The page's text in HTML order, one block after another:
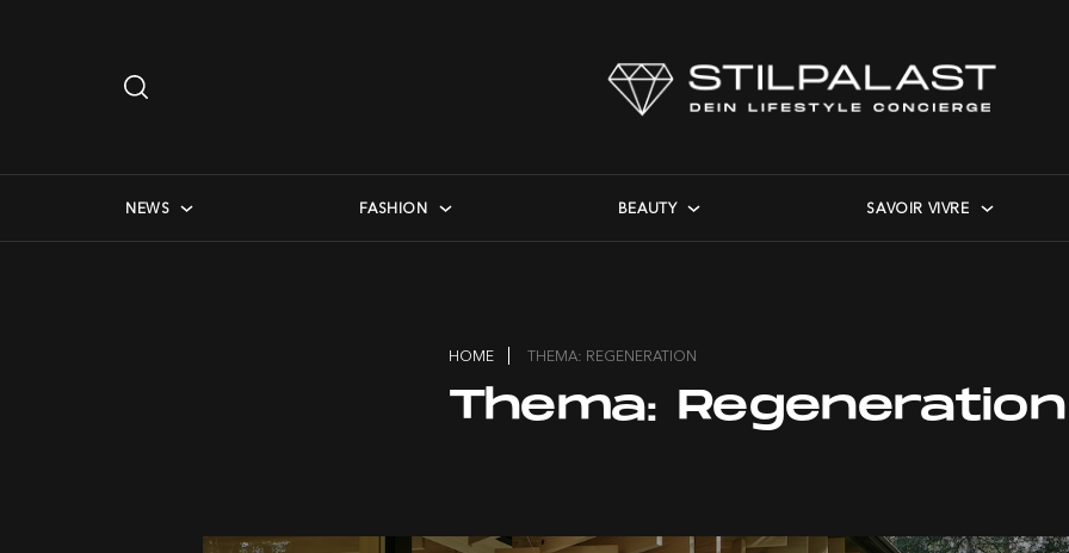
…
NEWS FASHION BEAUTY SAVOIR VIVRE
HOME THEMA: REGENERATION
Thema: Regeneration